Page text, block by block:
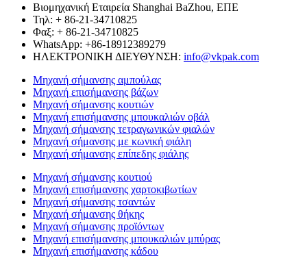
Βιομηχανική Εταιρεία Shanghai BaZhou, ΕΠΕ
Τηλ: + 86-21-34710825
Φαξ: + 86-21-34710825
WhatsApp: +86-18912389279
ΗΛΕΚΤΡΟΝΙΚΗ ΔΙΕΥΘΥΝΣΗ: info@vkpak.com
Μηχανή σήμανσης αμπούλας
Μηχανή επισήμανσης βάζων
Μηχανή σήμανσης κουτιών
Μηχανή επισήμανσης μπουκαλιών οβάλ
Μηχανή σήμανσης τετραγωνικών φιαλών
Μηχανή σήμανσης με κωνική φιάλη
Μηχανή σήμανσης επίπεδης φιάλης
Μηχανή σήμανσης κουτιού
Μηχανή επισήμανσης χαρτοκιβωτίων
Μηχανή σήμανσης τσαντών
Μηχανή σήμανσης θήκης
Μηχανή σήμανσης προϊόντων
Μηχανή επισήμανσης μπουκαλιών μπύρας
Μηχανή επισήμανσης κάδου